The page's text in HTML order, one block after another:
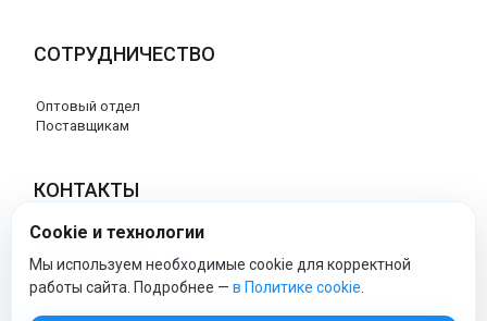
СОТРУДНИЧЕСТВО
Оптовый отдел
Поставщикам
КОНТАКТЫ
8 (800) 707-17-56
info@peg-perego-market.ru
Cookie и технологии
Мы используем необходимые cookie для корректной
работы сайта. Подробнее — в Политике cookie